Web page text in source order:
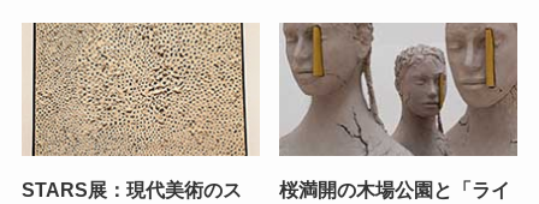
STARS展：現代美術のス
桜満開の木場公園と「ライ